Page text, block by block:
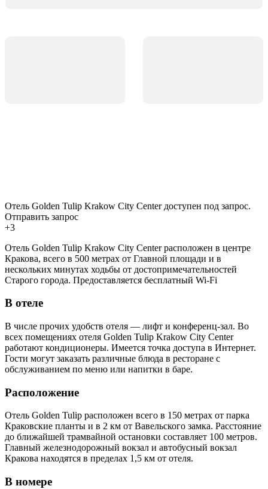
Отель Golden Tulip Krakow City Center доступен под запрос.
Отправить запрос
+3
Отель Golden Tulip Krakow City Center расположен в центре
Кракова, всего в 500 метрах от Главной площади и в
нескольких минутах ходьбы от достопримечательностей
Старого города. Предоставляется бесплатный Wi-Fi
В отеле
В числе прочих удобств отеля — лифт и конференц-зал. Во
всех помещениях отеля Golden Tulip Krakow City Center
работают кондиционеры. Имеется точка доступа в Интернет.
Гости могут заказать различные блюда в ресторане с
обслуживанием по меню или напитки в баре.
Расположение
Отель Golden Tulip расположен всего в 150 метрах от парка
Краковские планты и в 2 км от Вавельского замка. Расстояние
до ближайшей трамвайной остановки составляет 100 метров.
Главный железнодорожный вокзал и автобусный вокзал
Кракова находятся в пределах 1,5 км от отеля.
В номере